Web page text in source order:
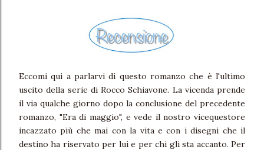
Eccomi qui a parlarvi di questo romanzo che è l'ultimo
uscito della serie di Rocco Schiavone. La vicenda prende
il via qualche giorno dopo la conclusione del precedente
romanzo, "Era di maggio", e vede il nostro vicequestore
incazzato più che mai con la vita e con i disegni che il
destino ha riservato per lui e per chi gli sta accanto. Per